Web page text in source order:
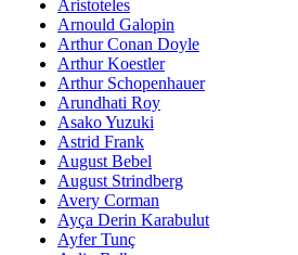
Aristoteles
Arnould Galopin
Arthur Conan Doyle
Arthur Koestler
Arthur Schopenhauer
Arundhati Roy
Asako Yuzuki
Astrid Frank
August Bebel
August Strindberg
Avery Corman
Ayça Derin Karabulut
Ayfer Tunç